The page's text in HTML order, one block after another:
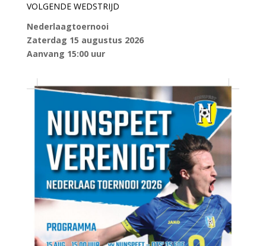
VOLGENDE WEDSTRIJD
Nederlaagtoernooi
Zaterdag 15 augustus 2026
Aanvang 15:00 uur